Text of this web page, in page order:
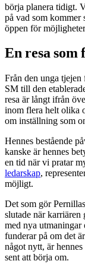
börja planera tidigt.
på vad som kommer
öppen för
En resa som
Från den unga
SM till den
resa är långt ifrån
inom flera helt olika
om inställning som
Hennes bestående
kanske är hennes
en tid när vi pratar
ledarskap,
möjligt.
Det som gör
slutade när
med nya utmaningar
funderar på om det
något nytt, är
sent att börja om.